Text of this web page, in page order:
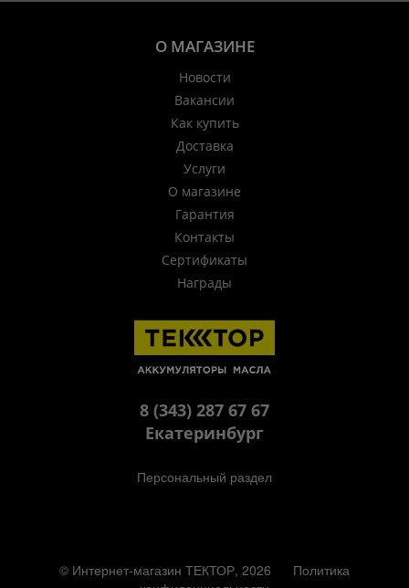
О МАГАЗИНЕ
Новости
Вакансии
Как купить
Доставка
Услуги
О магазине
Гарантия
Контакты
Сертификаты
Награды
8 (343) 287 67 67
Екатеринбург
Персональный раздел
© Интернет-магазин ТЕКТОР, 2026
Политика